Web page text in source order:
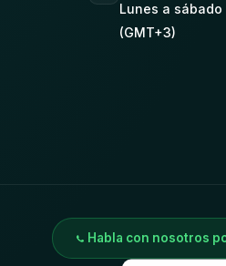
Lunes a sábado
(GMT+3)
Habla con nosotros